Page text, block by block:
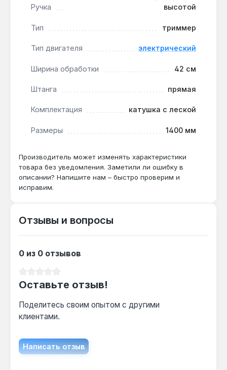
влажности для продления срока службы
Как часто нужно менять леску?
Расход лески диаметром 1.4 мм зависит от
газона средней густоты одной катушки
напівавтоматической подачи.
Ручка
высотой
Тип триммер
Тип двигателя электрический
Ширина обработки 42 см
Штанга прямая
Комплектация катушка с леской
Размеры 1400 мм
Производитель может изменять характеристики
товара без уведомления. Заметили ли ошибку в
описании? Напишите нам – быстро проверим и
исправим.
Отзывы и вопросы
0 из 0 отзывов
Оставьте отзыв!
Поделитесь своим опытом с другими
клиентами.
Написать отзыв